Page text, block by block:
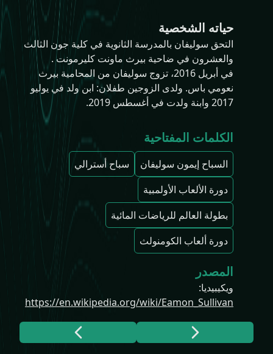
حياته الشخصية
التحق سوليفان بالمدرسة الثانوية في كلية جون الثالث
والعشرون في ضاحية بيرث ماونت كليرمونت .
في أبريل 2016، تزوج سوليفان من المحامية بيرث
نعومي باس. ولدى الزوجين طفلان: ابن ولد في يوليو
2017 وابنة ولدت في أغسطس 2019.
الكلمات المفتاحية
السباح إيمون سوليفان
سباح أسترالي
دورة الألعاب الأولمبية
بطولة العالم للرياضات المائية
دورة ألعاب الكومنولث
المصدر
ويكيبيديا:
https://en.wikipedia.org/wiki/Eamon_Sullivan